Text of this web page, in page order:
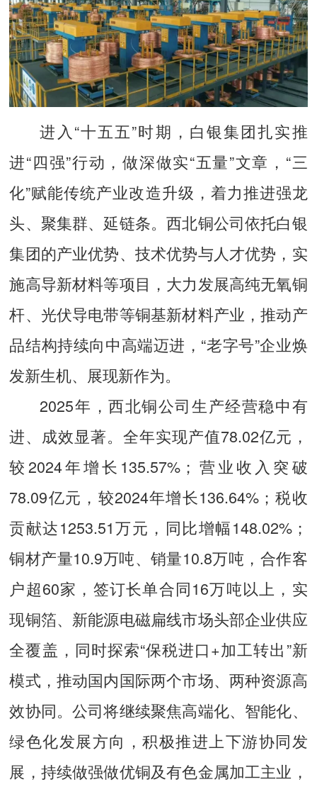
进入“十五五”时期，白银集团扎实推
进“四强”行动，做深做实“五量”文章，“三
化”赋能传统产业改造升级，着力推进强龙
头、聚集群、延链条。西北铜公司依托白银
集团的产业优势、技术优势与人才优势，实
施高导新材料等项目，大力发展高纯无氧铜
杆、光伏导电带等铜基新材料产业，推动产
品结构持续向中高端迈进，“老字号”企业焕
发新生机、展现新作为。
2025年，西北铜公司生产经营稳中有
进、成效显著。全年实现产值78.02亿元，
较2024年增长135.57%；营业收入突破
78.09亿元，较2024年增长136.64%；税收
贡献达1253.51万元，同比增幅148.02%；
铜材产量10.9万吨、销量10.8万吨，合作客
户超60家，签订长单合同16万吨以上，实
现铜箔、新能源电磁扁线市场头部企业供应
全覆盖，同时探索“保税进口+加工转出”新
模式，推动国内国际两个市场、两种资源高
效协同。公司将继续聚焦高端化、智能化、
绿色化发展方向，积极推进上下游协同发
展，持续做强做优铜及有色金属加工主业，